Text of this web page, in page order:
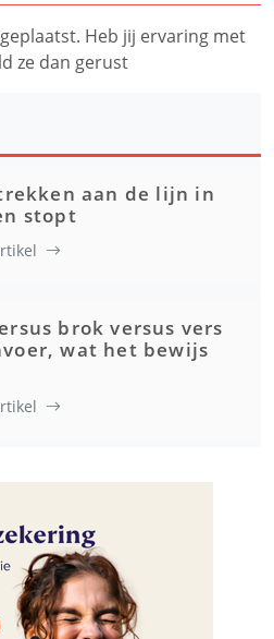
Heb jij ervaring met
ze dan gerust
aan de lijn in
stopt
brok versus vers
wat het bewijs